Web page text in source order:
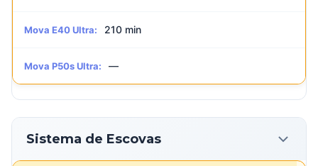
Mova E40 Ultra: 210 min
Mova P50s Ultra: —
Sistema de Escovas